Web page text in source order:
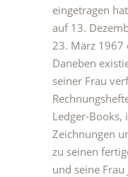
eingetragen
auf 13.
23. März 1967
Daneben
seiner Frau
Ledger-Books,
Zeichnungen
zu seinen
und seine Frau